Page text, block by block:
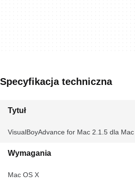
Specyfikacja techniczna
Tytuł
VisualBoyAdvance for Mac 2.1.5 dla Mac
Wymagania
Mac OS X